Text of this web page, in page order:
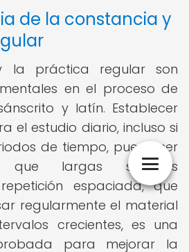
de la constancia y
la práctica regular son
en el proceso de
y latín. Establecer
el estudio diario, incluso si
de tiempo, puede ser
largas sesiones
espaciada, que
regularmente el material
crecientes, es una
para mejorar la